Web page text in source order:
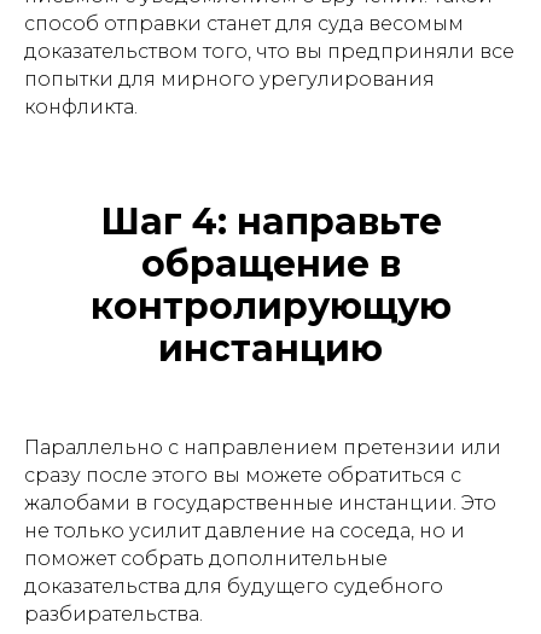
способ отправки станет для суда весомым
доказательством того, что вы предприняли все
попытки для мирного урегулирования
конфликта.
Шаг 4: направьте
обращение в
контролирующую
инстанцию
Параллельно с направлением претензии или
сразу после этого вы можете обратиться с
жалобами в государственные инстанции. Это
не только усилит давление на соседа, но и
поможет собрать дополнительные
доказательства для будущего судебного
разбирательства.